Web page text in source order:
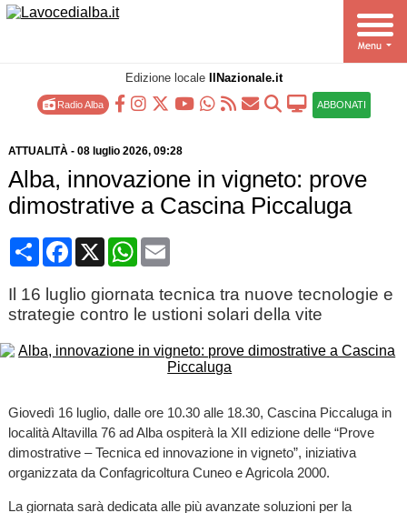
Edizione locale IlNazionale.it
Radio Alba ABBONATI
ATTUALITÀ- 08 luglio 2026, 09:28
Alba, innovazione in vigneto: prove
dimostrative a Cascina Piccaluga
CondividiFacebook
X WhatsApp
Email
Il 16 luglio giornata tecnica tra nuove tecnologie e
strategie contro le ustioni solari della vite
Giovedì 16 luglio, dalle ore 10.30 alle 18.30, Cascina Piccaluga in
località Altavilla 76 ad Alba ospiterà la XII edizione delle “Prove
dimostrative – Tecnica ed innovazione in vigneto”, iniziativa
organizzata da Confagricoltura Cuneo e Agricola 2000.
La giornata sarà dedicata alle più avanzate soluzioni per la